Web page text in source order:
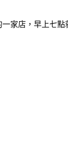
家店，早上七